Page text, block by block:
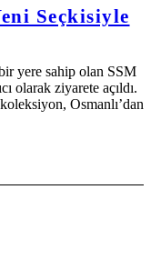
Seçkisiyle
yere sahip olan SSM
olarak ziyarete açıldı.
Osmanlı’dan